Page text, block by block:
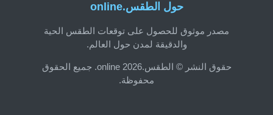
حول الطقس.online
مصدر موثوق للحصول على توقعات الطقس الحية
والدقيقة لمدن حول العالم.
حقوق النشر © الطقس.online 2026. جميع الحقوق
محفوظة.